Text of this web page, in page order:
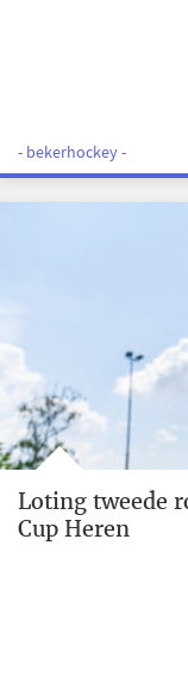
- bekerhockey -
Loting tweede
Cup Heren